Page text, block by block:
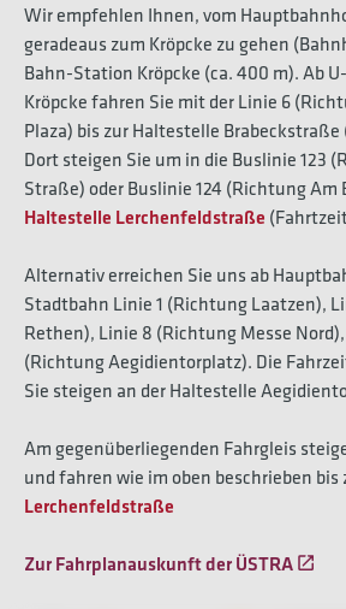
Wir empfehlen Ihnen, vom
geradeaus zum Kröpcke zu gehen
Bahn-Station Kröpcke (ca. 400 m). Ab
Kröpcke fahren Sie mit der Linie 6
Plaza) bis zur Haltestelle
Dort steigen Sie um in die Buslinie 123
Straße) oder Buslinie 124 (Richtung Am
Haltestelle Lerchenfeldstraße
Alternativ erreichen Sie uns ab
Stadtbahn Linie 1 (Richtung Laatzen),
Rethen), Linie 8 (Richtung Messe
(Richtung Aegidientorplatz). Die
Sie steigen an der Haltestelle
Am gegenüberliegenden Fahrgleis
und fahren wie im oben beschrieben bis
Lerchenfeldstraße
Zur Fahrplanauskunft der ÜSTRA